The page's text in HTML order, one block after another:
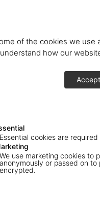
of the cookies we use
understand how our
Essential cookies are
We use marketing cookies to
anonymously or passed on
encrypted.